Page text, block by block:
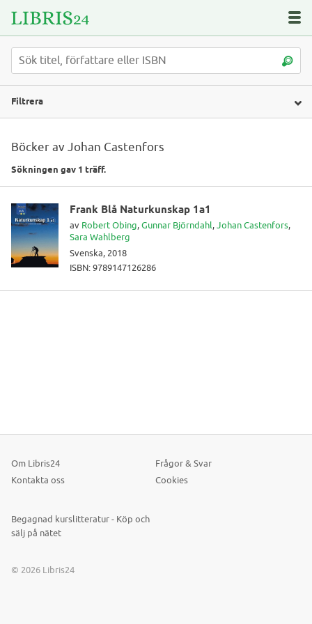
Filtrera
Böcker av Johan Castenfors
Sökningen gav 1 träff.
Frank Blå Naturkunskap 1a1
av Robert Obing,Gunnar Björndahl,Johan Castenfors,
Sara Wahlberg
Svenska, 2018
ISBN: 9789147126286
Om Libris24
Frågor & Svar
Kontakta oss
Cookies
Begagnad kurslitteratur - Köp och
sälj på nätet
© 2026 Libris24